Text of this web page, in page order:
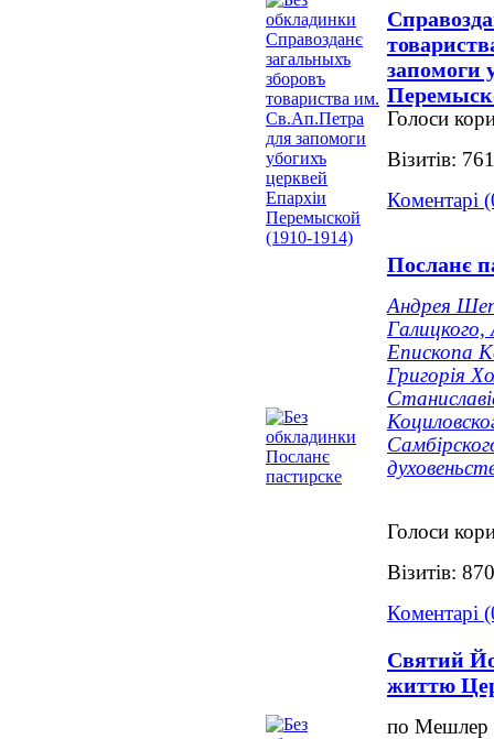
запомоги
Голоси
Візитів:
Коментарі
Посланє
Андрея
Галицкого,
Епископа
Григорія
Голоси
Візитів:
Коментарі
Святий
життю
по Мешлер